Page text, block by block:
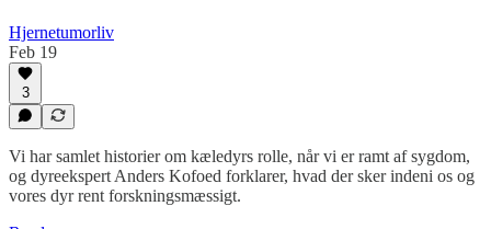
Hjernetumorliv
Feb 19
3
Vi har samlet historier om kæledyrs rolle, når vi er ramt af sygdom,
og dyreekspert Anders Kofoed forklarer, hvad der sker indeni os og
vores dyr rent forskningsmæssigt.